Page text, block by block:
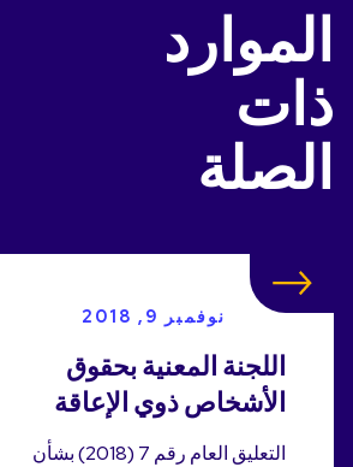
الموارد
ذات
الصلة
نوفمبر 9, 2018
اللجنة المعنية بحقوق
الأشخاص ذوي الإعاقة
التعليق العام رقم 7 (2018) بشأن